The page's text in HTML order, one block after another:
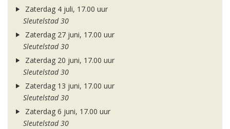
Zaterdag 4 juli, 17.00 uur
Sleutelstad 30
Zaterdag 27 juni, 17.00 uur
Sleutelstad 30
Zaterdag 20 juni, 17.00 uur
Sleutelstad 30
Zaterdag 13 juni, 17.00 uur
Sleutelstad 30
Zaterdag 6 juni, 17.00 uur
Sleutelstad 30